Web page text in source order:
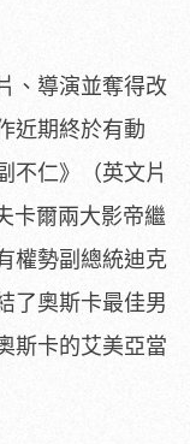
、 導演並奪得改
近期終於有動
不仁》（英文片
卡爾兩大影帝繼
權勢副總統迪克
了奧斯卡最佳男
斯卡的艾美亞當